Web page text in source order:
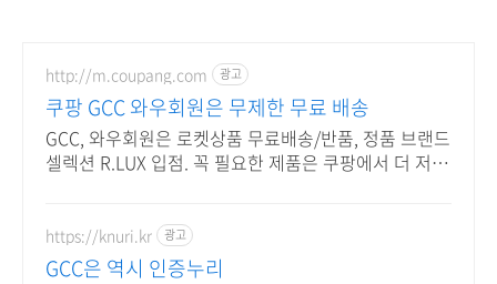
http://m.coupang.com 광고
쿠팡 GCC 와우회원은 무제한 무료 배송
GCC, 와우회원은 로켓상품 무료배송/반품, 정품 브랜드
셀렉션 R.LUX 입점. 꼭 필요한 제품은 쿠팡에서 더 저렴
https://knuri.kr 광고
GCC은 역시 인증누리